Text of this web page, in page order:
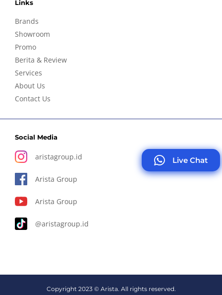
Links
Brands
Showroom
Promo
Berita & Review
Services
About Us
Contact Us
Social Media
aristagroup.id
Arista Group
Arista Group
@aristagroup.id
Copyright 2023 © Arista. All rights reserved.
Live Chat